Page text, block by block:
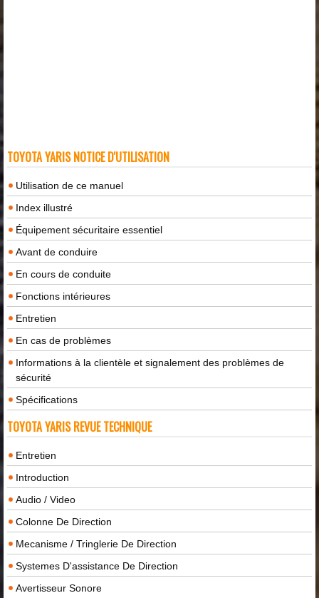
TOYOTA YARIS NOTICE D'UTILISATION
Utilisation de ce manuel
Index illustré
Équipement sécuritaire essentiel
Avant de conduire
En cours de conduite
Fonctions intérieures
Entretien
En cas de problèmes
Informations à la clientèle et signalement des problèmes de
sécurité
Spécifications
TOYOTA YARIS REVUE TECHNIQUE
Entretien
Introduction
Audio / Video
Colonne De Direction
Mecanisme / Tringlerie De Direction
Systemes D'assistance De Direction
Avertisseur Sonore